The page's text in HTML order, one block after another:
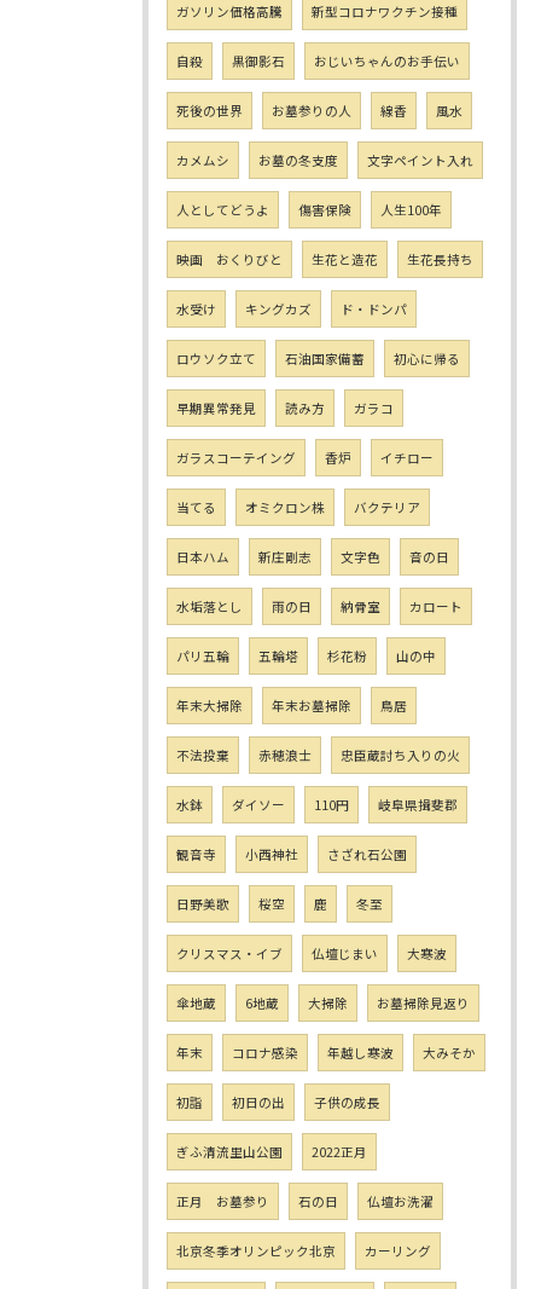
ガソリン価格高騰 新型コロナワクチン接種
自殺 黒御影石 おじいちゃんのお手伝い
死後の世界 お墓参りの人 線香 風水
カメムシ お墓の冬支度 文字ペイント入れ
人としてどうよ 傷害保険 人生100年
映画 おくりびと 生花と造花 生花長持ち
水受け キングカズ ド・ドンパ
ロウソク立て 石油国家備蓄 初心に帰る
早期異常発見 読み方 ガラコ
ガラスコーテイング 香炉 イチロー
当てる オミクロン株 バクテリア
日本ハム 新庄剛志 文字色 音の日
水垢落とし 雨の日 納骨室 カロート
パリ五輪 五輪塔 杉花粉 山の中
年末大掃除 年末お墓掃除 鳥居
不法投棄 赤穂浪士 忠臣蔵討ち入りの火
水鉢 ダイソー 110円 岐阜県揖斐郡
観音寺 小西神社 さざれ石公園
日野美歌 桜空 鹿 冬至
クリスマス・イブ 仏壇じまい 大寒波
傘地蔵 6地蔵 大掃除 お墓掃除見返り
年末 コロナ感染 年越し寒波 大みそか
初詣 初日の出 子供の成長
ぎふ清流里山公園 2022正月
正月 お墓参り 石の日 仏壇お洗濯
北京冬季オリンピック北京 カーリング